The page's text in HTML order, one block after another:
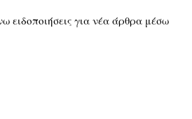
ειδοποιήσεις για νέα άρθρα μέσω